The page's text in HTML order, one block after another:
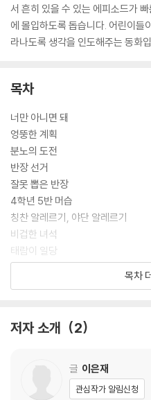
서 흔히 있을 수 있는 에피소드가
에 몰입하도록 돕습니다. 어린이들
라나도록 생각을 인도해주는 동화
목차
너만 아니면 돼
엉뚱한 계획
분노의 도전
반장 선거
잘못 뽑은 반장
4학년 5반 머습
칭찬 알레르기, 야단 알레르기
비겁한 녀석
태람이 일당
복수를 꿈꾸다
꿈
목차
저자 소개 2
글 이은재
관심작가 알림신청